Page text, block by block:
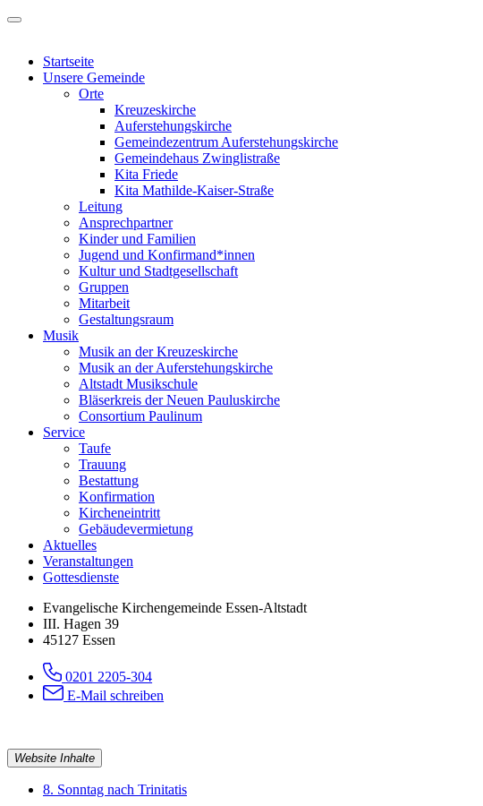
Startseite
Unsere Gemeinde
Orte
Kreuzeskirche
Auferstehungskirche
Gemeindezentrum Auferstehungskirche
Gemeindehaus Zwinglistraße
Kita Friede
Kita Mathilde-Kaiser-Straße
Leitung
Ansprechpartner
Kinder und Familien
Jugend und Konfirmand*innen
Kultur und Stadtgesellschaft
Gruppen
Mitarbeit
Gestaltungsraum
Musik
Musik an der Kreuzeskirche
Musik an der Auferstehungskirche
Altstadt Musikschule
Bläserkreis der Neuen Pauluskirche
Consortium Paulinum
Service
Taufe
Trauung
Bestattung
Konfirmation
Kircheneintritt
Gebäudevermietung
Aktuelles
Veranstaltungen
Gottesdienste
Evangelische Kirchengemeinde Essen-Altstadt
III. Hagen 39
45127 Essen
0201 2205-304
E-Mail schreiben
Website Inhalte
8. Sonntag nach Trinitatis